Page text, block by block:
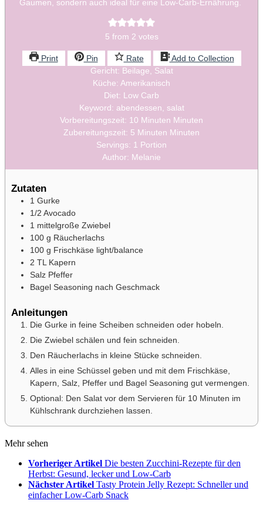
Gaumen, sondern auch ideal für eine Low-Carb-Ernährung.
5 from 2 votes
Print Pin Rate
Add to Collection
Gericht: Beilage, Salat
Küche: Amerikanisch
Diet: Low Carb
Keyword: abendessen, salat
Vorbereitungszeit: 10 Minuten Minuten
Zubereitungszeit: 5 Minuten Minuten
Servings: 1 Portion
Author: Melanie
Zutaten
1 Gurke
1/2 Avocado
1 mittelgroße Zwiebel
100 g Räucherlachs
100 g Frischkäse light/balance
2 TL Kapern
Salz Pfeffer
Bagel Seasoning nach Geschmack
Anleitungen
Die Gurke in feine Scheiben schneiden oder hobeln.
Die Zwiebel schälen und fein schneiden.
Den Räucherlachs in kleine Stücke schneiden.
Alles in eine Schüssel geben und mit dem Frischkäse,
Kapern, Salz, Pfeffer und Bagel Seasoning gut vermengen.
Optional: Den Salat vor dem Servieren für 10 Minuten im
Kühlschrank durchziehen lassen.
Mehr sehen
Vorheriger Artikel Die besten Zucchini-Rezepte für den
Herbst: Gesund, lecker und Low-Carb
Nächster Artikel Tasty Protein Jelly Rezept: Schneller und
einfacher Low-Carb Snack